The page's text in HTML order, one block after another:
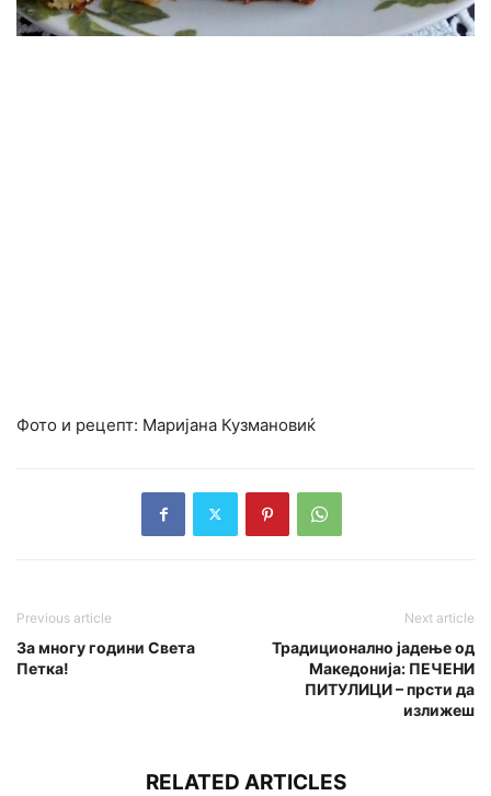
Фото и рецепт: Маријана Кузмановиќ
Previous article
За многу години Света
Петка!
Next article
Традиционално јадење од
Македонија: ПЕЧЕНИ
ПИТУЛИЦИ – прсти да
излижеш
RELATED ARTICLES